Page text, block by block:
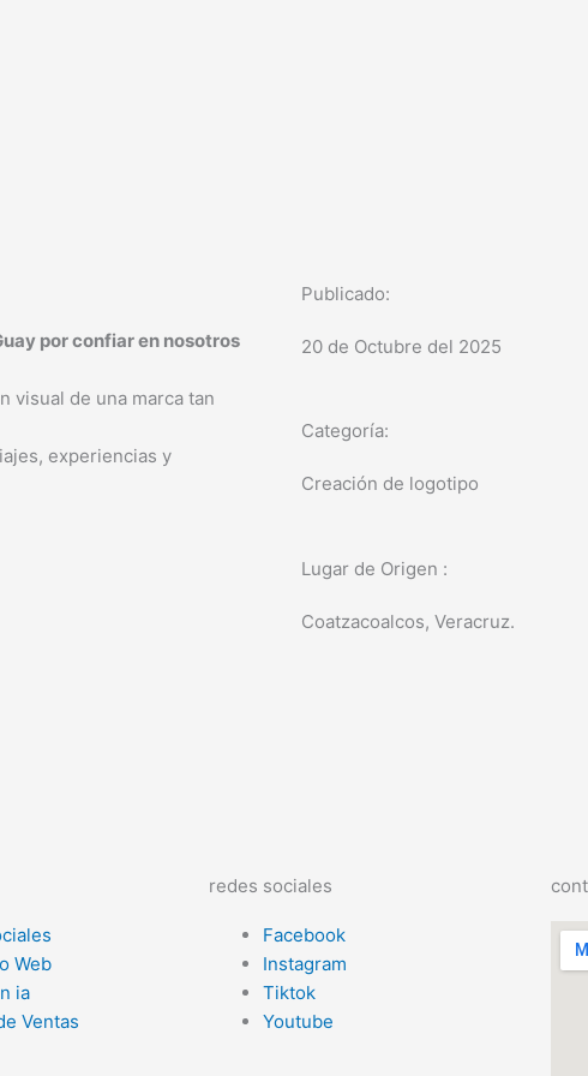
por confiar en nosotros
visual de una marca tan
experiencias y
Publicado:
20 de Octubre del 2025
Categoría:
Creación de logotipo
Lugar de Origen :
Coatzacoalcos, Veracruz.
Web
ia
Ventas
redes sociales
Facebook
Instagram
Tiktok
Youtube